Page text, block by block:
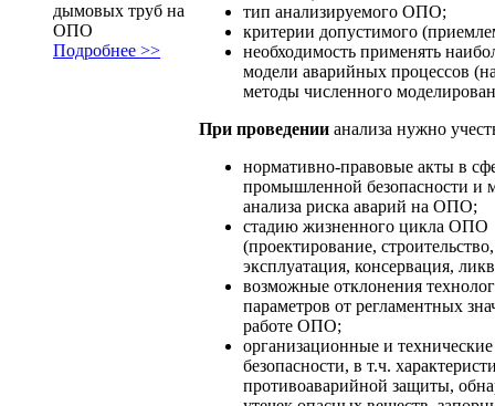
дымовых труб на
ОПО
Подробнее >>
тип анализируемого ОПО;
критерии допустимого
необходимость применять
модели аварийных процессов
методы численного
При проведении анализа нужно
нормативно-правовые акты в
промышленной безопасности и
анализа риска аварий на ОПО;
стадию жизненного цикла ОПО
(проектирование, строительство,
эксплуатация, консервация,
возможные отклонения
параметров от регламентных
работе ОПО;
организационные и
безопасности, в т.ч.
противоаварийной защиты,